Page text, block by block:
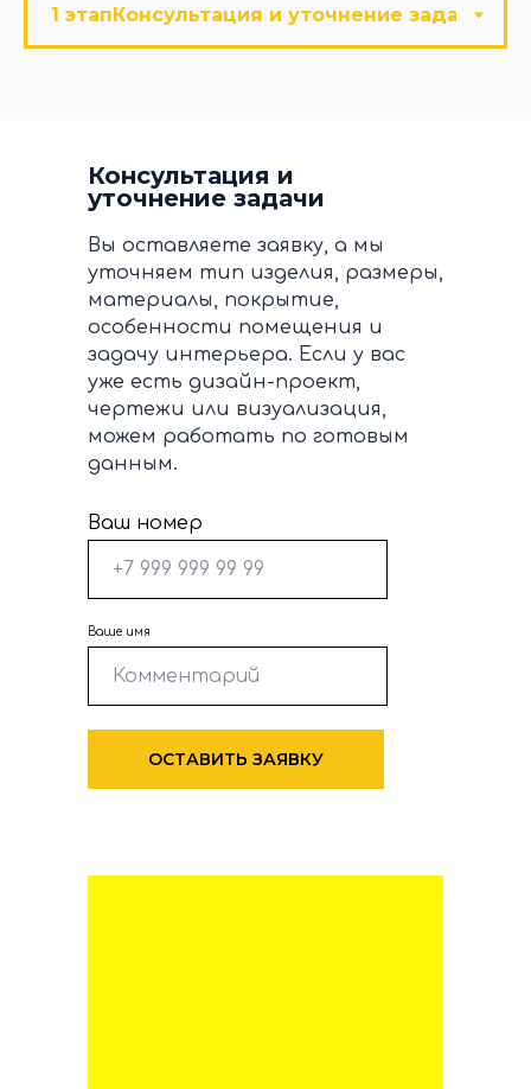
Консультация и
уточнение задачи
Вы оставляете заявку, а мы
уточняем тип изделия, размеры,
материалы, покрытие,
особенности помещения и
задачу интерьера. Если у вас
уже есть дизайн-проект,
чертежи или визуализация,
можем работать по готовым
данным.
Ваш номер
Ваше имя
ОСТАВИТЬ ЗАЯВКУ